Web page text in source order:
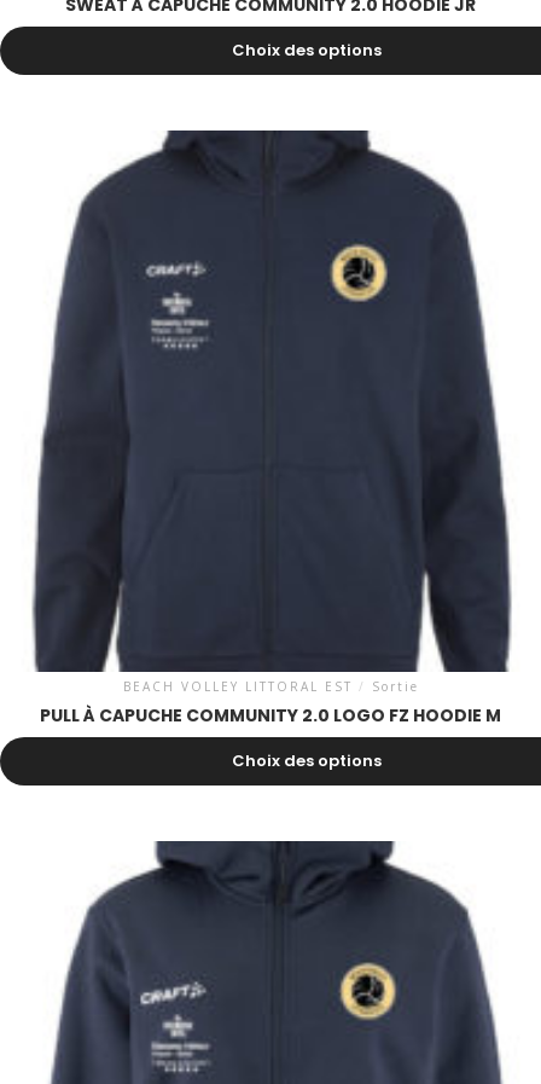
SWEAT À CAPUCHE COMMUNITY 2.0 HOODIE JR
46.00
Choix des options
BEACH VOLLEY LITTORAL EST / Sortie
PULL À CAPUCHE COMMUNITY 2.0 LOGO FZ HOODIE M
58.00
Choix des options